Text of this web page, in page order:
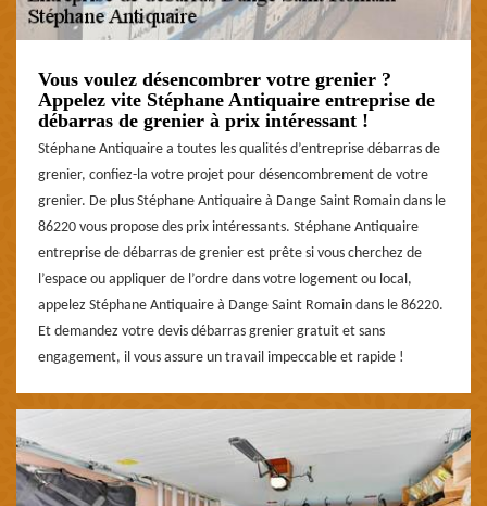
Vous voulez désencombrer votre grenier ?
Appelez vite Stéphane Antiquaire entreprise de
débarras de grenier à prix intéressant !
Stéphane Antiquaire a toutes les qualités d’entreprise débarras de
grenier, confiez-la votre projet pour désencombrement de votre
grenier. De plus Stéphane Antiquaire à Dange Saint Romain dans le
86220 vous propose des prix intéressants. Stéphane Antiquaire
entreprise de débarras de grenier est prête si vous cherchez de
l’espace ou appliquer de l’ordre dans votre logement ou local,
appelez Stéphane Antiquaire à Dange Saint Romain dans le 86220.
Et demandez votre devis débarras grenier gratuit et sans
engagement, il vous assure un travail impeccable et rapide !